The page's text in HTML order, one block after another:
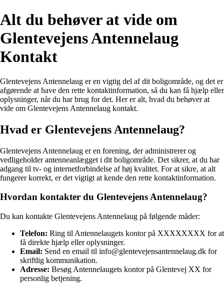
Alt du behøver at vide om
Glentevejens Antennelaug
Kontakt
Glentevejens Antennelaug er en vigtig del af dit boligområde, og det er
afgørende at have den rette kontaktinformation, så du kan få hjælp eller
oplysninger, når du har brug for det. Her er alt, hvad du behøver at
vide om Glentevejens Antennelaug kontakt.
Hvad er Glentevejens Antennelaug?
Glentevejens Antennelaug er en forening, der administrerer og
vedligeholder antenneanlægget i dit boligområde. Det sikrer, at du har
adgang til tv- og internetforbindelse af høj kvalitet. For at sikre, at alt
fungerer korrekt, er det vigtigt at kende den rette kontaktinformation.
Hvordan kontakter du Glentevejens Antennelaug?
Du kan kontakte Glentevejens Antennelaug på følgende måder:
Telefon: Ring til Antennelaugets kontor på XXXXXXXX for at
få direkte hjælp eller oplysninger.
Email: Send en email til info@glentevejensantennelaug.dk for
skriftlig kommunikation.
Adresse: Besøg Antennelaugets kontor på Glentevej XX for
personlig betjening.